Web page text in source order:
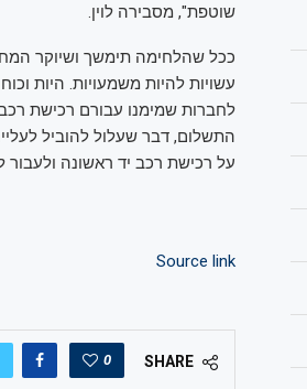
שוטפת", מסבירה לוין.
ככל שהלחימה תימשך ושיוקר
עשויות להיות משמעויות. היות
לחברות שמימנו עבורם רכישת
התשלום, דבר שעלול להוביל
על רכישת רכב יד ראשונה ולעבור
Source link
SHARE
0